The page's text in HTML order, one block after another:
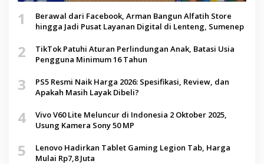
1
Berawal dari Facebook, Arman Bangun Alfatih Store
hingga Jadi Pusat Layanan Digital di Lenteng, Sumenep
2
TikTok Patuhi Aturan Perlindungan Anak, Batasi Usia
Pengguna Minimum 16 Tahun
3
PS5 Resmi Naik Harga 2026: Spesifikasi, Review, dan
Apakah Masih Layak Dibeli?
4
Vivo V60 Lite Meluncur di Indonesia 2 Oktober 2025,
Usung Kamera Sony 50 MP
5
Lenovo Hadirkan Tablet Gaming Legion Tab, Harga
Mulai Rp7,8 Juta